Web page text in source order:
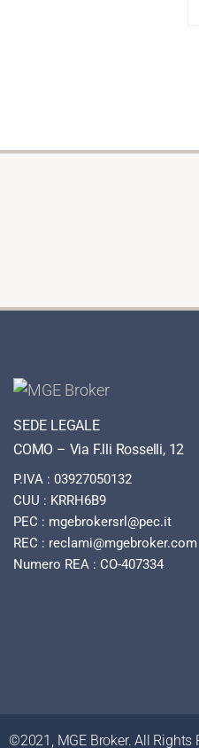
SEDE LEGALE
COMO – Via F.lli Rosselli, 12
P.IVA : 03927050132
CUU : KRRH6B9
PEC : mgebrokersrl@pec.it
REC : reclami@mgebroker.com
Numero REA : CO-407334
©2021, MGE Broker. All Rights